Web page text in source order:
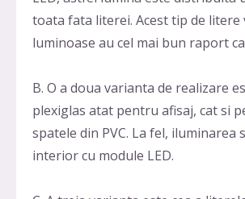
toata fata literei. Acest tip de litere
luminoase au cel mai bun raport
B. O a doua varianta de realizare
plexiglas atat pentru afisaj, cat si
spatele din PVC. La fel, iluminarea
interior cu module LED.